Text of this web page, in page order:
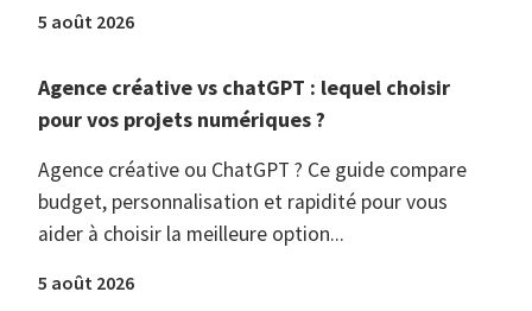
5 août 2026
Agence créative vs chatGPT : lequel choisir
pour vos projets numériques ?
Agence créative ou ChatGPT ? Ce guide compare
budget, personnalisation et rapidité pour vous
aider à choisir la meilleure option...
5 août 2026